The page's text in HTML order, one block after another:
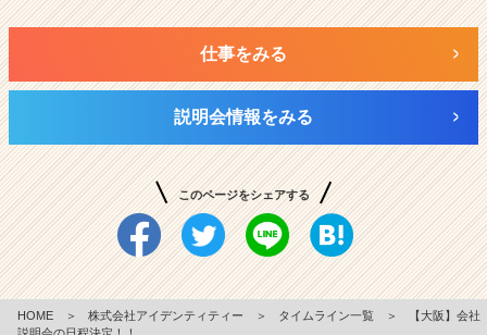
仕事をみる
説明会情報をみる
このページをシェアする
HOME ＞ 株式会社アイデンティティー ＞ タイムライン一覧 ＞
【大阪】会社